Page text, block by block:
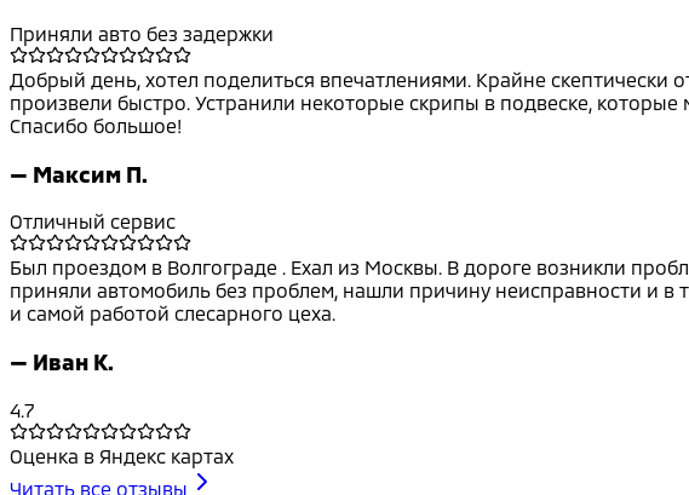
Приняли авто без задержки
Добрый день, хотел поделиться впечатлениями. Крайне скептически
произвели быстро. Устранили некоторые скрипы в подвеске,
Спасибо большое!
— Максим П.
Отличный сервис
Был проездом в Волгограде . Ехал из Москвы. В дороге возникли
приняли автомобиль без проблем, нашли причину неисправности и
и самой работой слесарного цеха.
— Иван К.
4.7
Оценка в Яндекс картах
Читать все отзывы